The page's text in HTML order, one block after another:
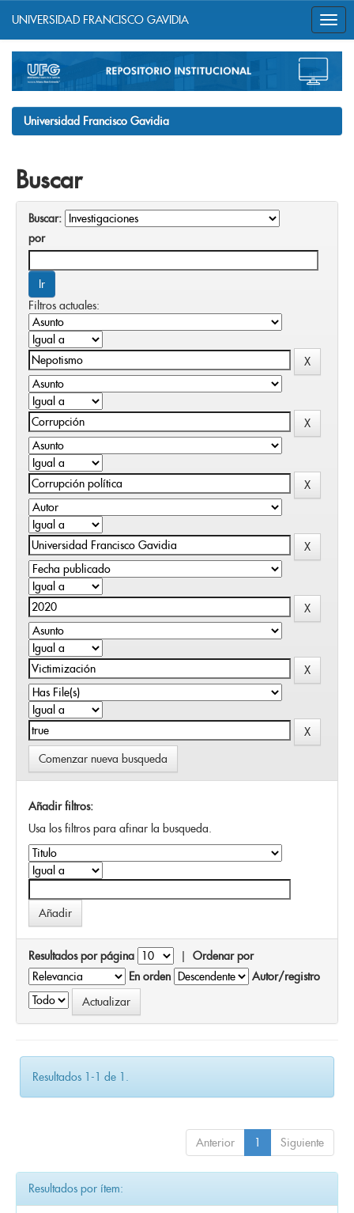
navigation
UNIVERSIDAD FRANCISCO GAVIDIA
Universidad Francisco Gavidia
Buscar
Buscar:
por
Filtros actuales:
Comenzar nueva busqueda
Añadir filtros:
Usa los filtros para afinar la busqueda.
Resultados por página | Ordenar por
En orden
Autor/registro
Resultados 1-1 de 1.
Anterior 1 Siguiente
Resultados por ítem: